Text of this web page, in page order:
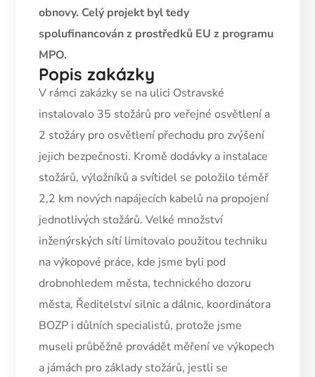
obnovy. Celý projekt byl tedy
spolufinancován z prostředků EU z programu
MPO.
Popis zakázky
V rámci zakázky se na ulici Ostravské
instalovalo 35 stožárů pro veřejné osvětlení a
2 stožáry pro osvětlení přechodu pro zvýšení
jejich bezpečnosti. Kromě dodávky a instalace
stožárů, výložníků a svítidel se položilo téměř
2,2 km nových napájecích kabelů na propojení
jednotlivých stožárů. Velké množství
inženýrských sítí limitovalo použitou techniku
na výkopové práce, kde jsme byli pod
drobnohledem města, technického dozoru
města, Ředitelství silnic a dálnic, koordinátora
BOZP i důlních specialistů, protože jsme
museli průběžně provádět měření ve výkopech
a jámách pro základy stožárů, jestli se